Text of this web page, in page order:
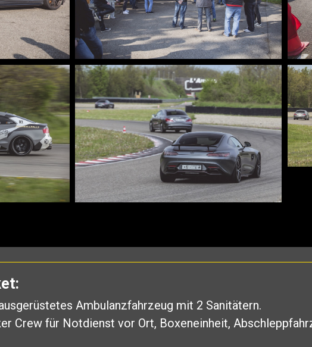
Ambulanzfahrzeug mit 2 Sanitätern.
Crew für Notdienst vor Ort, Boxeneinheit,